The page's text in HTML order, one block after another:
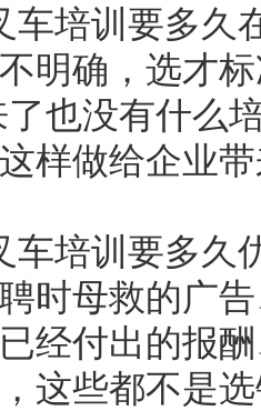
车培训要多久
明确，选才
也没有什么
样做给企业
车培训要多久
时母救的广
经付出的报
这些都不是